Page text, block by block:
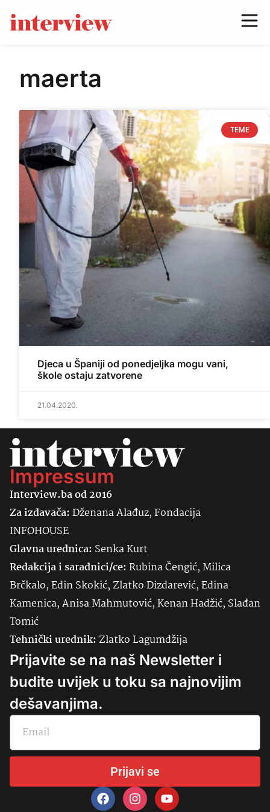
maerta
TEME
Djeca u Španiji od ponedjeljka mogu vani,
škole ostaju zatvorene
21.04.2020.
Impressum
Interview.ba od 2016
Za izdavača:Dženana Alađuz, Fondacija
INFOHOUSE
Glavna urednica: SenkaKurt
Redakcija i saradnici/ce:Rubina Čengić, Milica
Brčkalo, Edin Skokić, Zlatko Dizdarević, Edina
Kamenica, Anisa Mahmutović, Kenan Hadžić, Slađan
Tomić
Tehnički urednik:Zlatko Lagumdžija
Prijavite se na naš Newsletter i
budite uvijek u toku sa najnovijim
dešavanjima.
Prijavi se